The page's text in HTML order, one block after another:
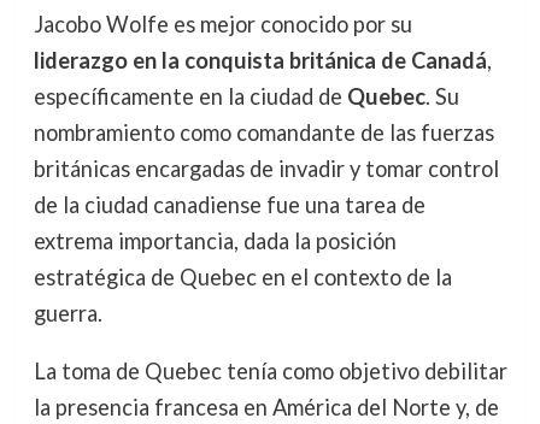
Jacobo Wolfe es mejor conocido por su
liderazgo en la conquista británica de Canadá,
específicamente en la ciudad de Quebec. Su
nombramiento como comandante de las fuerzas
británicas encargadas de invadir y tomar control
de la ciudad canadiense fue una tarea de
extrema importancia, dada la posición
estratégica de Quebec en el contexto de la
guerra.
La toma de Quebec tenía como objetivo debilitar
la presencia francesa en América del Norte y, de